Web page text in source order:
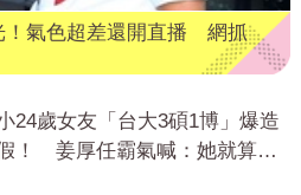
！氣色超差還開直播 網抓
24歲女友「台大3碩1博」爆造
！ 姜厚任霸氣喊：她就算文